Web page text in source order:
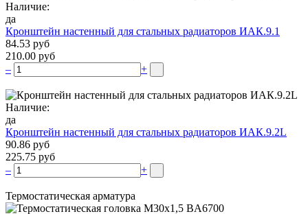
Наличие:
да
Кронштейн настенный для стальных радиаторов ИАК.9.1
84.53 руб
210.00 руб
–
+
Наличие:
да
Кронштейн настенный для стальных радиаторов ИАК.9.2L
90.86 руб
225.75 руб
–
+
Термостатическая арматура